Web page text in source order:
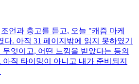
언과 충고를 듣고, 오늘 "캐즘 마케
. 아직 31 페이지밖에 읽지 못하였기
엇이고, 어떤 느낌을 받았다는 등의
직 타이밍이 아니고 내가 준비되지